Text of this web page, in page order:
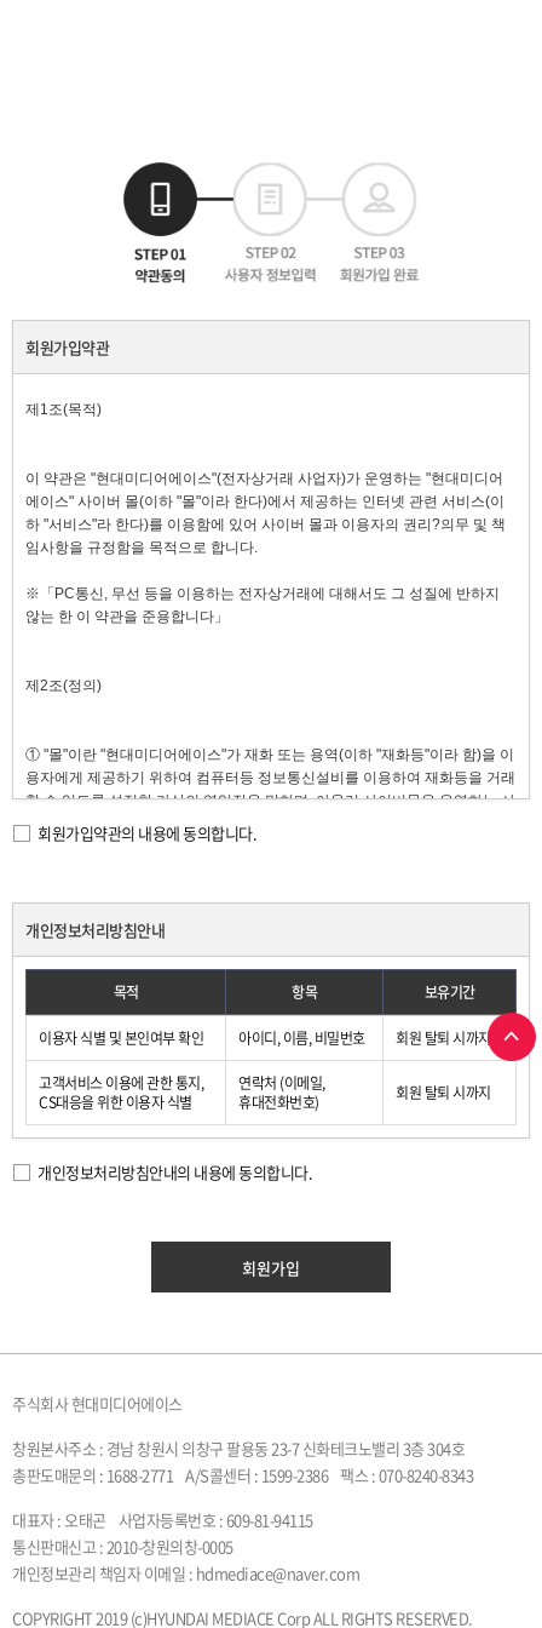
회원가입약관
회원가입약관의 내용에 동의합니다.
개인정보처리방침안내
목적 항목 보유기간
이용자 식별 및 본인여부 확인 아이디, 이름, 비밀번호 회원 탈퇴 시까지
고객서비스 이용에 관한 통지,
CS대응을 위한 이용자 식별
연락처 (이메일,
휴대전화번호)
회원 탈퇴 시까지
개인정보처리방침안내의 내용에 동의합니다.
주식회사 현대미디어에이스
창원본사주소 : 경남 창원시 의창구 팔용동 23-7 신화테크노밸리 3층 304호
총판도매문의 : 1688-2771 A/S콜센터 : 1599-2386 팩스 : 070-8240-8343
대표자 : 오태곤 사업자등록번호 : 609-81-94115
통신판매신고 : 2010-창원의창-0005
개인정보관리 책임자 이메일 : hdmediace@naver.com
COPYRIGHT 2019 (c)HYUNDAI MEDIACE Corp ALL RIGHTS RESERVED.